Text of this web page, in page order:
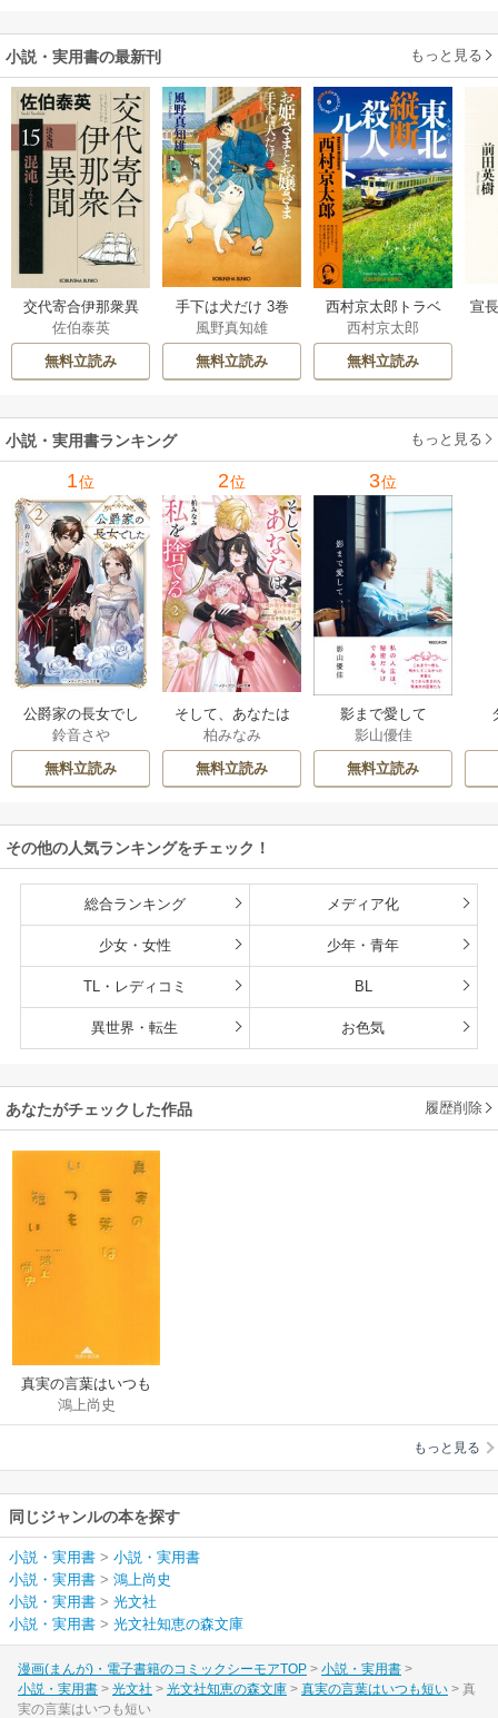
小説・実用書の最新刊 もっと見る
交代寄合伊那衆異
聞 15巻
佐伯泰英
無料立読み
手下は犬だけ 3巻
風野真知雄
無料立読み
西村京太郎トラベ
ルミステリー・セ
レクション 2巻
西村京太郎
無料立読み
宣
小説・実用書ランキング もっと見る
1位
公爵家の長女でし
た
鈴音さや
無料立読み
2位
そして、あなたは
私を捨てる
柏みなみ
無料立読み
3位
影まで愛して
影山優佳
無料立読み
その他の人気ランキングをチェック！
総合ランキング メディア化
少女・女性 少年・青年
TL・レディコミ BL
異世界・転生 お色気
あなたがチェックした作品 履歴削除
真実の言葉はいつも
短い
鴻上尚史
もっと見る
同じジャンルの本を探す
小説・実用書 > 小説・実用書
小説・実用書 > 鴻上尚史
小説・実用書 > 光文社
小説・実用書 > 光文社知恵の森文庫
漫画(まんが)・電子書籍のコミックシーモアTOP
小説・実用書
小説・実用書
光文社 光文社知恵の森文庫 真実の言葉はいつも短い
真
実の言葉はいつも短い